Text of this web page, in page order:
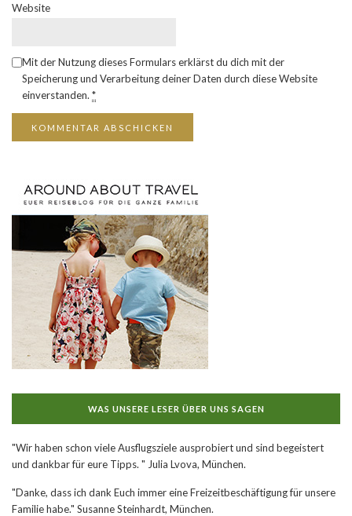
Website
Mit der Nutzung dieses Formulars erklärst du dich mit der
Speicherung und Verarbeitung deiner Daten durch diese Website
einverstanden. *
WAS UNSERE LESER ÜBER UNS SAGEN
"Wir haben schon viele Ausflugsziele ausprobiert und sind begeistert
und dankbar für eure Tipps. " Julia Lvova, München.
"Danke, dass ich dank Euch immer eine Freizeitbeschäftigung für unsere
Familie habe." Susanne Steinhardt, München.